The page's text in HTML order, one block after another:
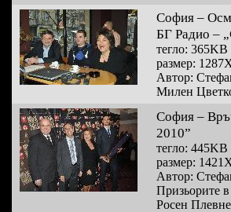
София –
БГ Радио –
тегло: 365KB
размер:
Автор:
Милен
София –
2010”
тегло: 445KB
размер:
Автор:
Призьорите
Росен